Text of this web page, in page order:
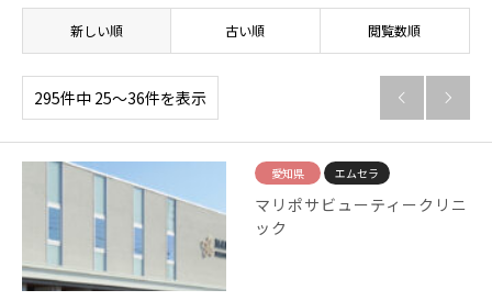
新しい順 古い順 閲覧数順
295件中 25〜36件を表示  
愛知県 エムセラ
マリポサビューティークリニ
ック